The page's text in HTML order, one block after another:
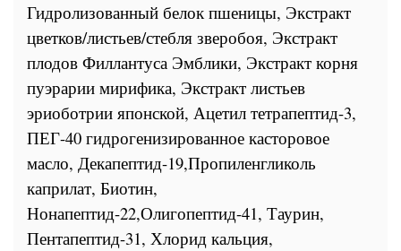
Гидролизованный белок пшеницы, Экстракт
цветков/листьев/стебля зверобоя, Экстракт
плодов Филлантуса Эмблики, Экстракт корня
пуэрарии мирифика, Экстракт листьев
эриоботрии японской, Ацетил тетрапептид-3,
ПЕГ-40 гидрогенизированное касторовое
масло, Декапептид-19,Пропиленгликоль
каприлат, Биотин,
Нонапептид-22,Олигопептид-41, Таурин,
Пентапептид-31, Хлорид кальция,